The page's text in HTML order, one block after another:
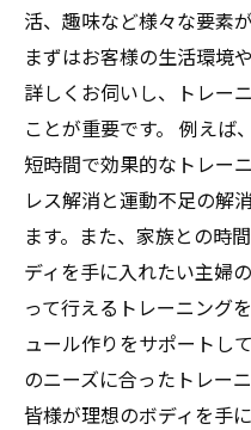
活、趣味など様々な要素
まずはお客様の生活環境
詳しくお伺いし、トレー
ことが重要です。 例えば
短時間で効果的なトレー
レス解消と運動不足の解
ます。また、家族との時
ディを手に入れたい主婦
って行えるトレーニング
ュール作りをサポートし
のニーズに合ったトレー
皆様が理想のボディを手